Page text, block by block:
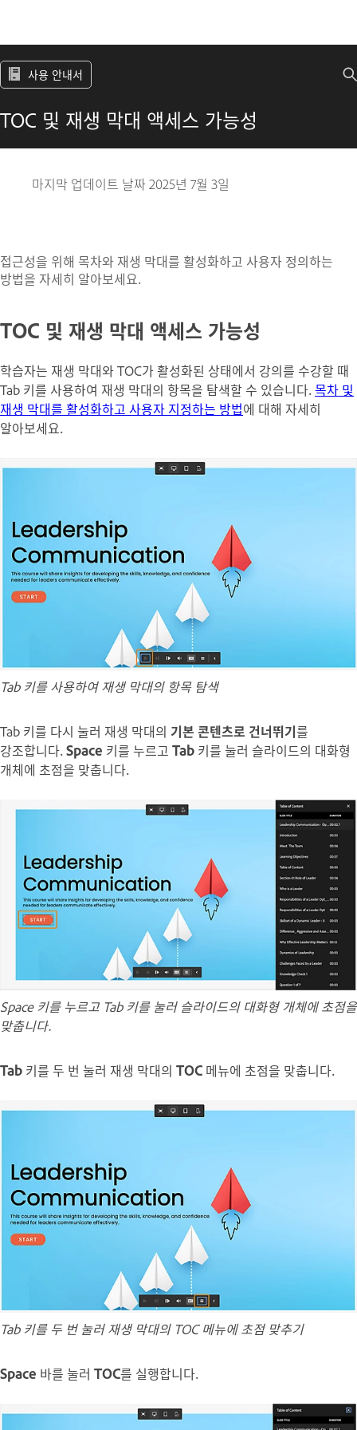
사용 안내서
TOC 및 재생 막대 액세스 가능성
마지막 업데이트 날짜2025년 7월 3일
접근성을 위해 목차와 재생 막대를 활성화하고 사용자 정의하는
방법을 자세히 알아보세요.
TOC 및 재생 막대 액세스 가능성
학습자는 재생 막대와 TOC가 활성화된 상태에서 강의를 수강할 때
Tab 키를 사용하여 재생 막대의 항목을 탐색할 수 있습니다.목차 및
재생 막대를 활성화하고 사용자 지정하는 방법에 대해 자세히
알아보세요.
Tab 키를 사용하여 재생 막대의 항목 탐색
Tab 키를 다시 눌러 재생 막대의 기본 콘텐츠로 건너뛰기를
강조합니다.Space 키를 누르고 Tab 키를 눌러 슬라이드의 대화형
개체에 초점을 맞춥니다.
Space 키를 누르고 Tab 키를 눌러 슬라이드의 대화형 개체에 초점을
맞춥니다.
Tab 키를 두 번 눌러 재생 막대의 TOC 메뉴에 초점을 맞춥니다.
Tab 키를 두 번 눌러 재생 막대의 TOC 메뉴에 초점 맞추기
Space 바를 눌러 TOC를 실행합니다.